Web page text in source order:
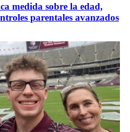
medida sobre la edad,
parentales avanzados